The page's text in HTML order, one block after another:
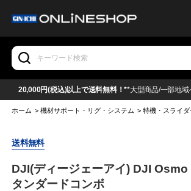
20,000円(税込)以上で送料無料！**大型商品/一部地域
ホーム >機材サポート・リグ・システム >特機・スライ
送料無料
DJI(ディージェーアイ) DJI
タンダードコンボ